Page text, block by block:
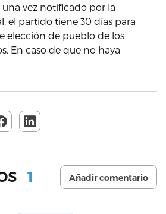
vez notificado por la
el partido tiene 30 días para
elección de pueblo de los
En caso de que no haya
1 Añadir comentario